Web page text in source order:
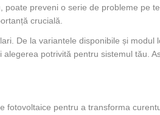
preveni o serie de probleme pe
crucială.
De la variantele disponibile și
potrivită pentru sistemul tău.
fotovoltaice pentru a transforma